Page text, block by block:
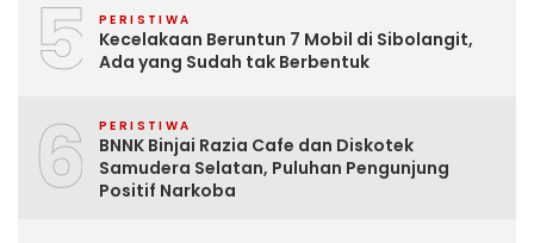
5 PERISTIWA
Kecelakaan Beruntun 7 Mobil di Sibolangit,
Ada yang Sudah tak Berbentuk
6 PERISTIWA
BNNK Binjai Razia Cafe dan Diskotek
Samudera Selatan, Puluhan Pengunjung
Positif Narkoba